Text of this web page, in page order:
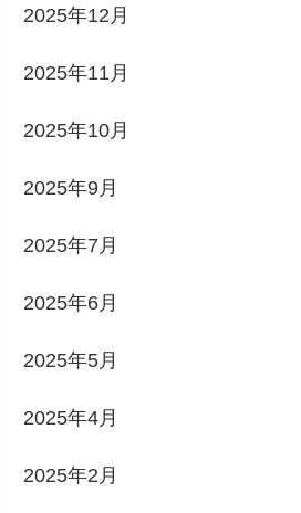
2025年12月
2025年11月
2025年10月
2025年9月
2025年7月
2025年6月
2025年5月
2025年4月
2025年2月